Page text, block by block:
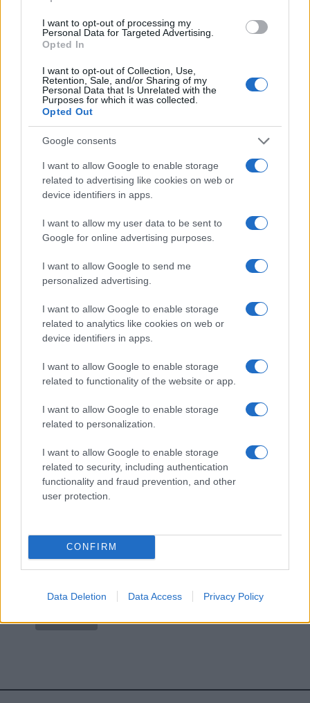
I want to opt-out of processing my
Personal Data for Targeted Advertising.
Opted In
I want to opt-out of Collection, Use,
Retention, Sale, and/or Sharing of my
Personal Data that Is Unrelated with the
Purposes for which it was collected.
Opted Out
Google consents
I want to allow Google to enable storage
related to advertising like cookies on web or
device identifiers in apps.
I want to allow my user data to be sent to
Google for online advertising purposes.
I want to allow Google to send me
personalized advertising.
I want to allow Google to enable storage
related to analytics like cookies on web or
device identifiers in apps.
I want to allow Google to enable storage
related to functionality of the website or app.
I want to allow Google to enable storage
related to personalization.
I want to allow Google to enable storage
related to security, including authentication
functionality and fraud prevention, and other
user protection.
CONFIRM
Data Deletion Data Access Privacy Policy
I nostri cari
I nostri cari
Giovannimaria Cabras
Invia un Comunicato Stampa Segnala
Iscriviti alla newsletter di Gallura Oggi e ricevi le nostre
email periodiche contenenti le ultime notizie pubblicate
*campo obbligatorio
Indirizzo email*
Privacy
Utilizziamo Mailchimp come piattaforma di
di Mailchimp.
Potrai annullare l'iscrizione in qualsiasi momento